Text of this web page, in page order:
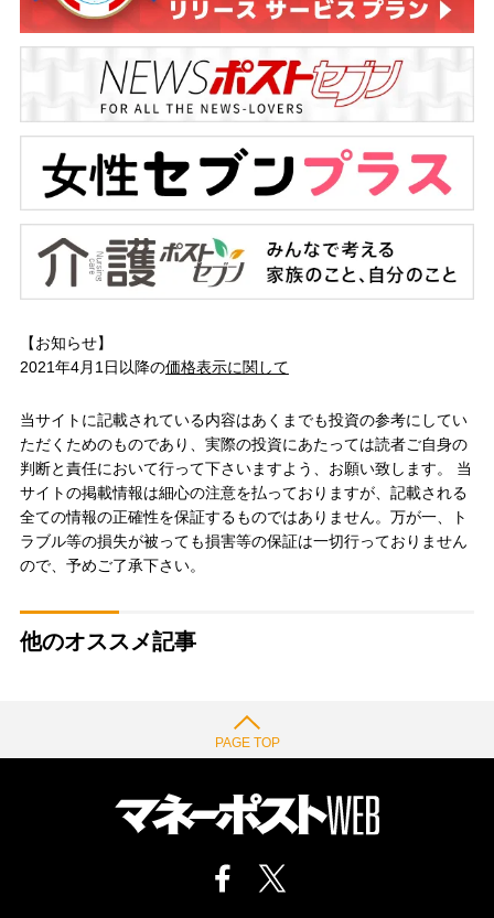
【お知らせ】
2021年4月1日以降の価格表示に関して
当サイトに記載されている内容はあくまでも投資の参考にしてい
ただくためのものであり、実際の投資にあたっては読者ご自身の
判断と責任において行って下さいますよう、お願い致します。 当
サイトの掲載情報は細心の注意を払っておりますが、記載される
全ての情報の正確性を保証するものではありません。万が一、ト
ラブル等の損失が被っても損害等の保証は一切行っておりません
ので、予めご了承下さい。
他のオススメ記事
PAGE TOP